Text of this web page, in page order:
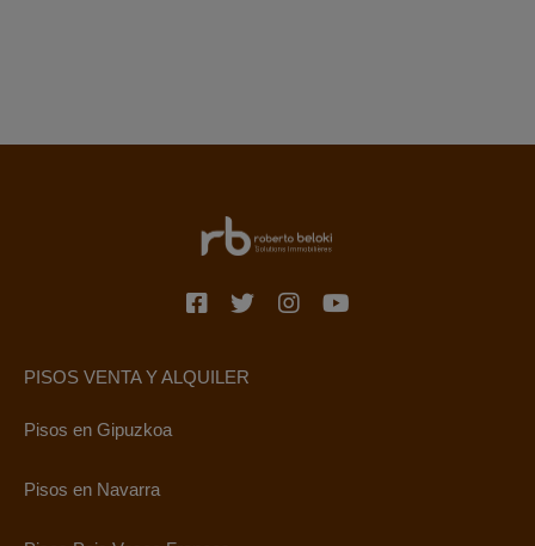
PISOS VENTA Y ALQUILER
Pisos en Gipuzkoa
Pisos en Navarra